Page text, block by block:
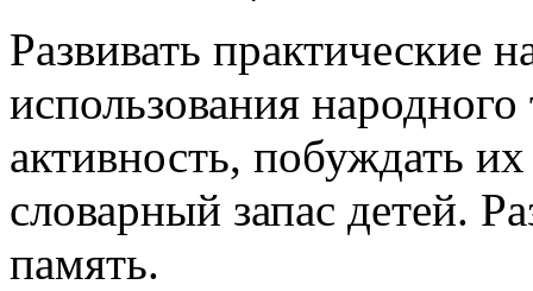
Развивать практические
использования
активность, побуждать
словарный запас детей.
память.